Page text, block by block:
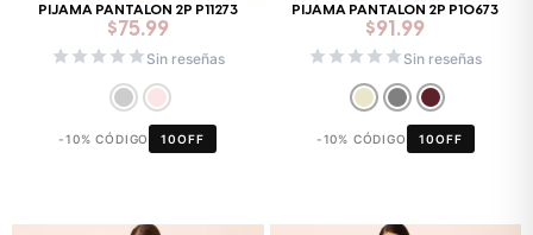
PIJAMA PANTALON 2P P11273
$75.99
Sin reseñas
-10% CÓDIGO 10OFF
PIJAMA PANTALON 2P P10673
$91.99
Sin reseñas
-10% CÓDIGO 10OFF